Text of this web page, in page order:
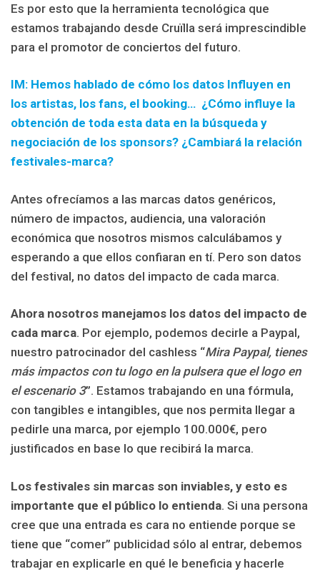
Es por esto que la herramienta tecnológica que
estamos trabajando desde Cruïlla será imprescindible
para el promotor de conciertos del futuro.
IM: Hemos hablado de cómo los datos Influyen en
los artistas, los fans, el booking… ¿Cómo influye la
obtención de toda esta data en la búsqueda y
negociación de los sponsors? ¿Cambiará la relación
festivales-marca?
Antes ofrecíamos a las marcas datos genéricos,
número de impactos, audiencia, una valoración
económica que nosotros mismos calculábamos y
esperando a que ellos confiaran en tí. Pero son datos
del festival, no datos del impacto de cada marca.
Ahora nosotros manejamos los datos del impacto de
cada marca. Por ejemplo, podemos decirle a Paypal,
nuestro patrocinador del cashless “Mira Paypal, tienes
más impactos con tu logo en la pulsera que el logo en
el escenario 3”. Estamos trabajando en una fórmula,
con tangibles e intangibles, que nos permita llegar a
pedirle una marca, por ejemplo 100.000€, pero
justificados en base lo que recibirá la marca.
Los festivales sin marcas son inviables, y esto es
importante que el público lo entienda. Si una persona
cree que una entrada es cara no entiende porque se
tiene que “comer” publicidad sólo al entrar, debemos
trabajar en explicarle en qué le beneficia y hacerle